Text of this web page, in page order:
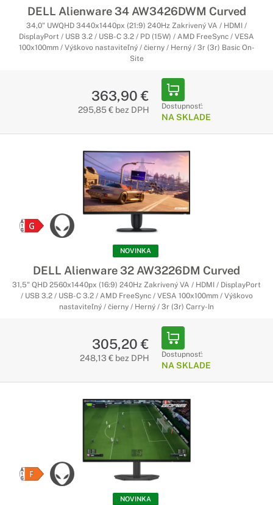
DELL Alienware 34 AW3426DWM Curved
34,0" UWQHD 3440x1440px (21:9) 240Hz Zakrivený VA / HDMI /
DisplayPort / USB 3.2 / USB-C 3.2 / PD (15W) / AMD FreeSync / VESA
100x100mm / Výškovo nastaviteľný / čierny / Herný / 3r (3r) Basic On-
Site
363,90 €
295,85 € bez DPH Dostupnosť:
NA SKLADE
NOVINKA
DELL Alienware 32 AW3226DM Curved
31,5" QHD 2560x1440px (16:9) 240Hz Zakrivený VA / HDMI / DisplayPort
/ USB 3.2 / USB-C 3.2 / AMD FreeSync / VESA 100x100mm / Výškovo
nastaviteľný / čierny / Herný / 3r (3r) Carry-In
305,20 €
248,13 € bez DPH Dostupnosť:
NA SKLADE
NOVINKA